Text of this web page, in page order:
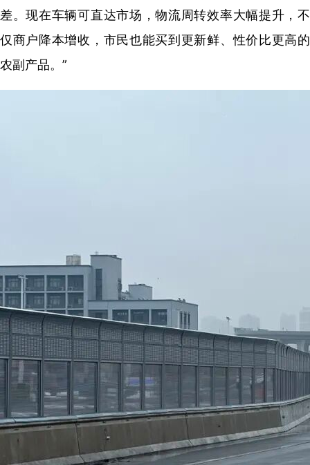
差。现在车辆可直达市场，物流周转效率大幅提升，不
仅商户降本增收，市民也能买到更新鲜、性价比更高的
农副产品。”